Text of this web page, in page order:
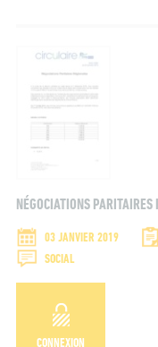
NÉGOCIATIONS PARITAIRES
03 JANVIER 2019
SOCIAL
CONNEXION